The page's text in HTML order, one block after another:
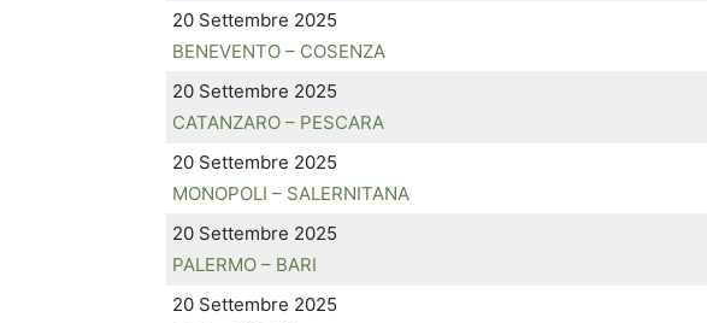
20 Settembre 2025
BENEVENTO – COSENZA
20 Settembre 2025
CATANZARO – PESCARA
20 Settembre 2025
MONOPOLI – SALERNITANA
20 Settembre 2025
PALERMO – BARI
20 Settembre 2025